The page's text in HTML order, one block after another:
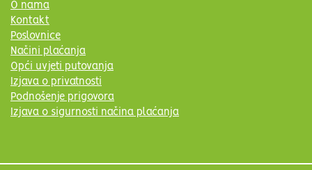
O nama
Kontakt
Poslovnice
Načini plaćanja
Opći uvjeti putovanja
Izjava o privatnosti
Podnošenje prigovora
Izjava o sigurnosti načina plaćanja